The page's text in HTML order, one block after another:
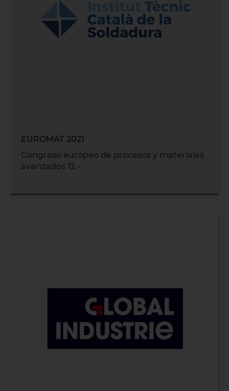
EUROMAT 2021
Congreso europeo de procesos y materiales
avanzados 12 -